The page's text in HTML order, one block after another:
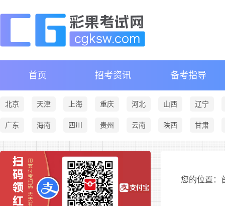
首页 招考资讯 备考指导
北京 天津 上海 重庆 河北 山西 辽宁
广东 海南 四川 贵州 云南 陕西 甘肃
您的位置：